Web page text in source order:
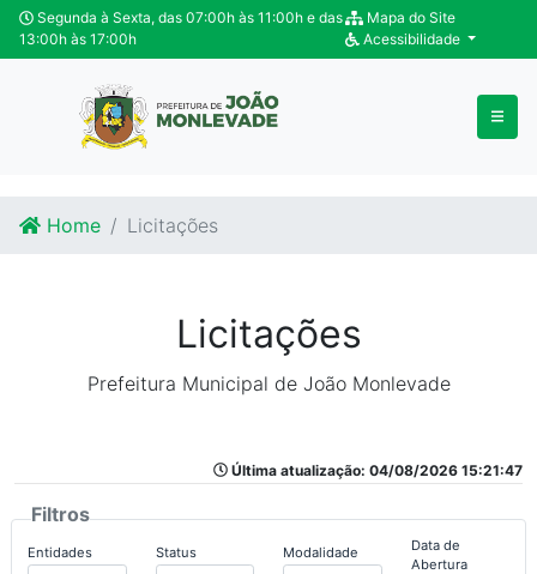
Ir para o conteúdo
Ir para o fim do conteúdo
Segunda à Sexta, das 07:00h às 11:00h e das
13:00h às 17:00h
Mapa do Site
Acessibilidade
Home Licitações
Licitações
Prefeitura Municipal de João Monlevade
Última atualização: 04/08/2026 15:21:47
Filtros
Entidades Status Modalidade
Data de
Abertura